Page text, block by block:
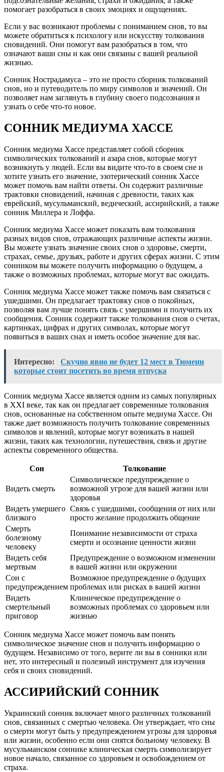
помогает разобраться в своих эмоциях и ощущениях.
Если у вас возникают проблемы с пониманием снов, то вы
можете обратиться к психологу или искусству толкования
сновидений. Они помогут вам разобраться в том, что
означают ваши сны и как они связаны с вашей реальной
жизнью.
Сонник Нострадамуса – это не просто сборник толкований
снов, но и путеводитель по миру символов и значений. Он
позволяет нам заглянуть в глубину своего подсознания и
узнать о себе что-то новое.
СОННИК МЕДИУМА ХАССЕ
Сонник медиума Хассе представляет собой сборник
символических толкований и азара снов, которые могут
возникнуть у людей. Если вы видите что-то в своем сне и
хотите узнать его значение, эзотерический сонник Хассе
может помочь вам найти ответы. Он содержит различные
трактовки сновидений, начиная с древности, таких как
еврейский, мусульманский, ведический, ассирийский, а также
сонник Миллера и Лоффа.
Сонник медиума Хассе может показать вам толкования
разных видов снов, отражающих различные аспекты жизни.
Вы можете узнать значение своих снов о здоровье, смерти,
страхах, семье, друзьях, работе и других сферах жизни. С этим
сонником вы можете получить информацию о будущем, а
также о возможных проблемах, которые могут вас ожидать.
Сонник медиума Хассе может также помочь вам связаться с
ушедшими. Он предлагает трактовку снов о покойных,
позволяя вам лучше понять связь с умершими и получить их
сообщения. Сонник содержит также толкования снов о счетах,
картинках, цифрах и других символах, которые могут
появиться в ваших снах и иметь особое значение для вас.
Интересно:
Скучно явно не будет 12 мест в Тюмени
которые стоит посетить во время отпуска
Сонник медиума Хассе является одним из самых популярных
в XXI веке, так как он предлагает современные толкования
снов, основанные на собственном опыте медиума Хассе. Он
также дает возможность получить толкование современных
символов и явлений, которые могут возникать в нашей
жизни, таких как технологии, путешествия, связь и другие
аспекты современного общества.
Сон Толкование
Видеть смерть
Символическое предупреждение о
возможной угрозе для вашей жизни или
здоровья
Видеть умершего
близкого
Связь с ушедшими, сообщения от них или
просто желание продолжить общение
Смерть
болезному
человеку
Понимание независимости от страха
смерти и осознание ценности жизни
Видеть себя
мертвым
Предупреждение о возможном изменении
в вашей жизни или окружении
Сон с
предупреждением
Возможное предупреждение о будущих
проблемах или рисках в вашей жизни
Видеть
смертельный
приговор
Клиническое предупреждение о
возможных проблемах со здоровьем или
жизнью
Сонник медиума Хассе может помочь вам понять
символическое значение снов и получить информацию о
будущем. Независимо от того, верите ли вы в сонники или
нет, это интересный и полезный инструмент для изучения
себя и своих сновидений.
АССИРИЙСКИЙ СОННИК
Украинский сонник включает много различных толкований
снов, связанных с смертью человека. Он утверждает, что сны
о смерти могут быть у предупреждением угрозы для здоровья
или жизни, особенно если они снятся больному человеку. В
мусульманском соннике клиническая смерть символизирует
новое начало, связанное со здоровьем и освобождением от
страха.